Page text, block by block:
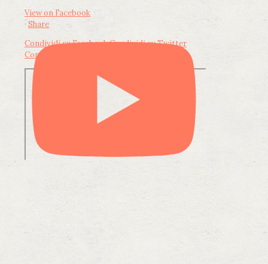
View on Facebook
· Share
Condividi su FacebookCondividi su Twitter
Condividi su LinkedIn